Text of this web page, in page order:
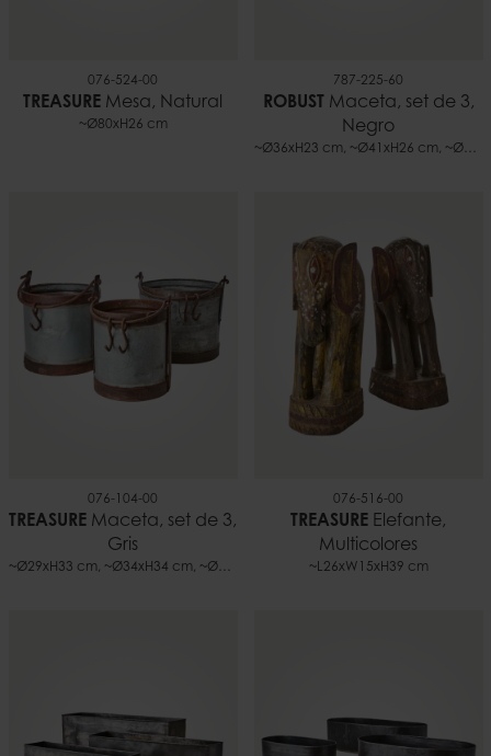
076-524-00
TREASURE Mesa, Natural
~Ø80xH26 cm
787-225-60
ROBUST Maceta, set de 3,
Negro
~Ø36xH23 cm, ~Ø41xH26 cm, ~Ø47xH29 cm
076-104-00
TREASURE Maceta, set de 3,
Gris
~Ø29xH33 cm, ~Ø34xH34 cm, ~Ø34xH40 cm
076-516-00
TREASURE Elefante,
Multicolores
~L26xW15xH39 cm